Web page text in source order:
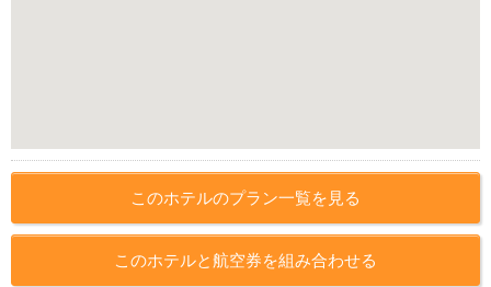
このホテルのプラン一覧を見る
このホテルと航空券を組み合わせる